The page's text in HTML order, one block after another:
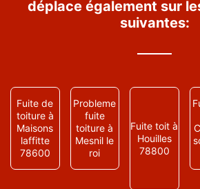
déplace également sur
suivantes:
Fuite de
toiture à
Maisons
laffitte
78600
Probleme
fuite
toiture à
Mesnil le
roi
Fuite toit à
Houilles
78800